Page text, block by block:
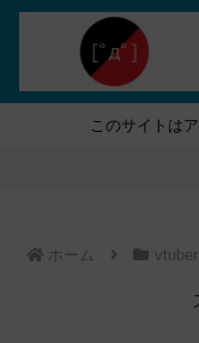
このサイトは
ホーム vtuber